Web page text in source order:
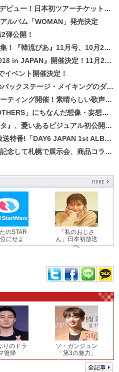
初ツアーチケットが早くもプレミア化！？
ルバム「WOMAN」発売決定
弾公開！
ぴあ』11月号、10月22日（月）発売！
催決定！11月21、22日にパシフィコ横浜にて実施
イベント開催決定！
ジ・メイキングのダイジェスト映像が公開！
催！素晴らしい歌声に癒される贅沢な時間
にちなんだ想像・妄想企画がスタート！
初公開!! 主役リョウク、SHIN、KENらのコメントが到着！
「UNLOCK」発売記念 ライブ@ニコ生」を配信決定!
札幌で展示会、商品コラボが実現！！
のSTAR
にせよ
「私のおじさ
ん」日本初放送
へ
りのドラ
復帰
ソ・ガンジュン
「第3の魅力」
全記事